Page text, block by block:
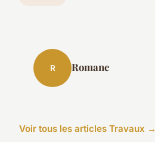
R Romane
Voir tous les articles Travaux →